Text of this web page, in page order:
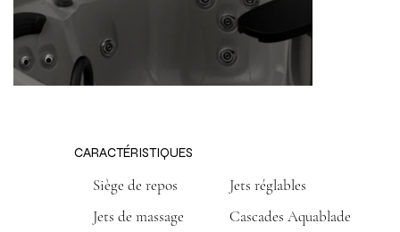
CARACTÉRISTIQUES
Siège de repos
Jets de massage
Jets réglables
Cascades Aquablade